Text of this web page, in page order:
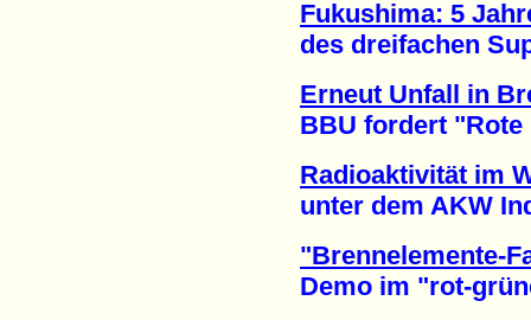
Fukushima: 5
des dreifachen
Erneut Unfall in
BBU fordert "Rote
Radioaktivität im
unter dem AKW
"Brennelemente-
Demo im "rot-